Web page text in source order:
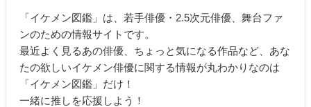
「イケメン図鑑」は、若手俳優・2.5次元俳優、舞台ファ
ンのための情報サイトです。
最近よく見るあの俳優、ちょっと気になる作品など、あな
たの欲しいイケメン俳優に関する情報が丸わかりなのは
「イケメン図鑑」だけ！
一緒に推しを応援しよう！